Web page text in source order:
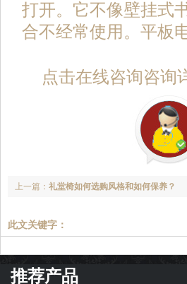
打开。它不像壁挂式
合不经常使用。平板
点击在线咨询咨询
上一篇： 礼堂椅如何选购风格和如何保养？
此文关键字：
推荐产品